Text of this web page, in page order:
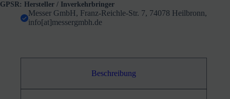
GPSR: Hersteller / Inverkehrbringer
Messer GmbH, Franz-Reichle-Str. 7, 74078 Heilbronn,
info[at]messergmbh.de
Beschreibung